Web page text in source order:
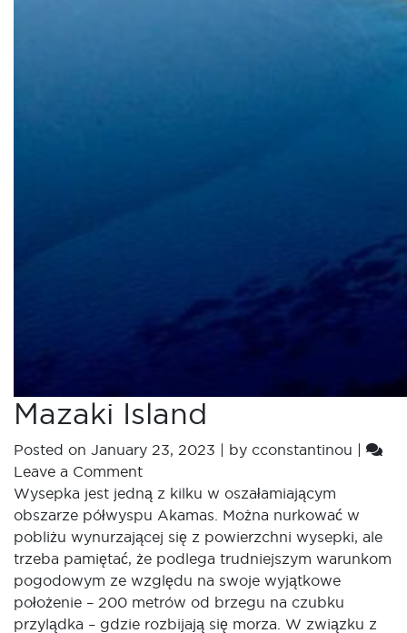
Mazaki Island
Posted on January 23, 2023 | by cconstantinou |
Leave a Comment
Wysepka jest jedną z kilku w oszałamiającym
obszarze półwyspu Akamas. Można nurkować w
pobliżu wynurzającej się z powierzchni wysepki, ale
trzeba pamiętać, że podlega trudniejszym warunkom
pogodowym ze względu na swoje wyjątkowe
położenie – 200 metrów od brzegu na czubku
przylądka – gdzie rozbijają się morza. W związku z